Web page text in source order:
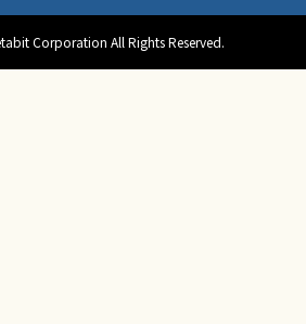
Corporation All Rights Reserved.